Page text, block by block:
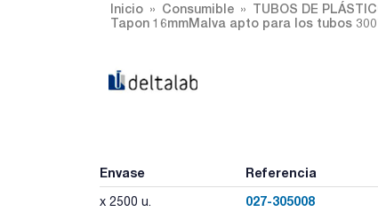
Inicio Consumible TUBOS DE
Tapon 16mmMalva apto para los tubos
Envase Referencia
x 2500 u. 027-305008